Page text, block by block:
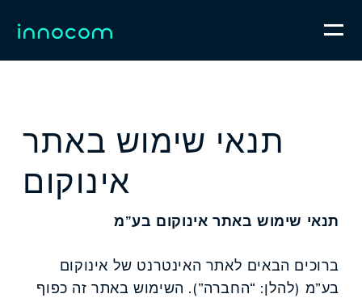
תנאי שימוש באתר
אינוקום
תנאי שימוש באתר אינוקום בע”מ
ברוכים הבאים לאתר האינטרנט של אינוקום
בע”מ (להלן: “החברה”). השימוש באתר זה כפוף